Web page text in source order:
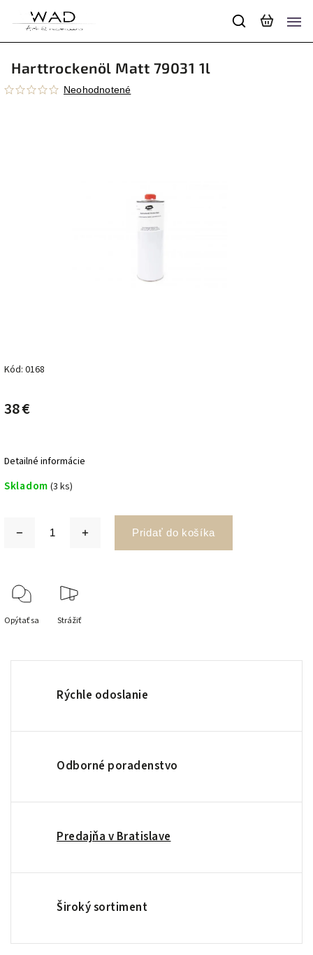
Harttrockenöl Matt 79031 1l
Neohodnotené
Kód: 0168
38 €
Skladom (3 ks)
Pridať do košíka
Detailné informácie
Opýtať sa Strážiť
Rýchle odoslanie
Odborné poradenstvo
Predajňa v Bratislave
Široký sortiment